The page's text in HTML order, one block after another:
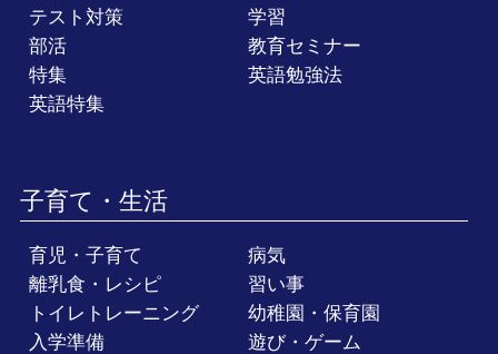
テスト対策
学習
部活
教育セミナー
特集
英語勉強法
英語特集
子育て・生活
育児・子育て
病気
離乳食・レシピ
習い事
トイレトレーニング
幼稚園・保育園
入学準備
遊び・ゲーム